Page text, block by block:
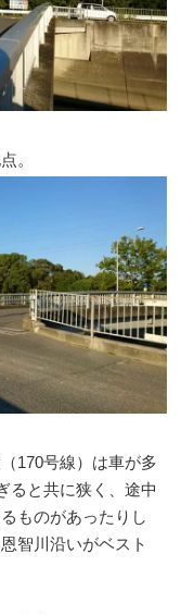
。
170号線）は車が多
ると共に狭く、途中
ものがあったりし
智川沿いがベスト